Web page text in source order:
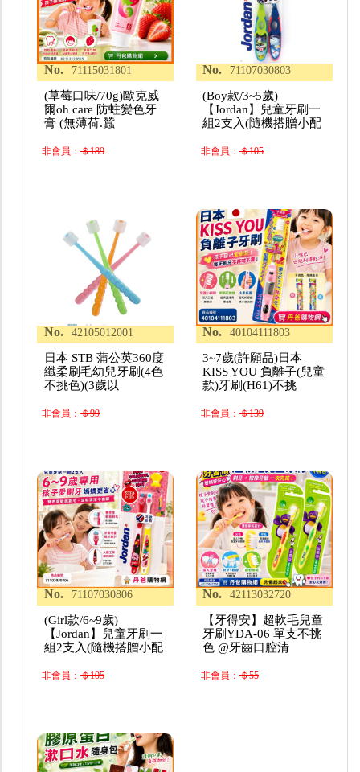
No. 71115031801
(草莓口味/70g)歐克威
爾oh care 防蛀變色牙
膏 (無薄荷.蠶
非會員：＄189
No. 71107030803
(Boy款/3~5歲)
【Jordan】兒童牙刷一
組2支入(隨機搭贈小配
非會員：＄105
No. 42105012001
日本 STB 蒲公英360度
纖柔刷毛幼兒牙刷(4色
不挑色)(3歲以
非會員：＄99
No. 40104111803
3~7歲(許願品)日本
KISS YOU 負離子(兒童
款)牙刷(H61)不挑
非會員：＄139
No. 71107030806
(Girl款/6~9歲)
【Jordan】兒童牙刷一
組2支入(隨機搭贈小配
非會員：＄105
No. 42113032720
【牙得安】超軟毛兒童
牙刷YDA-06 單支不挑
色 @牙齒口腔清
非會員：＄55